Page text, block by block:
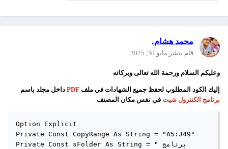
محمد هشام.
قام بنشر مايو 30, 2025
وعليكم السلام ورحمة الله تعالى وبركاته
إليك الكود المطلوب لحفظ جميع الشهادات في ملفPDF داخل مجلد باسم
برنامج الكنترول شيتفي نفس مكان المصنف
Option Explicit
Private Const CopyRange As String = "A5:J49"
Private Const sFolder As String = "برنامج